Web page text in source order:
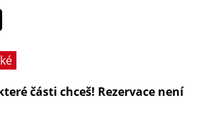
části chceš! Rezervace není